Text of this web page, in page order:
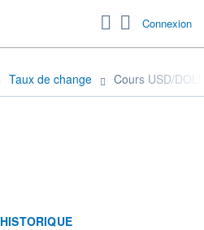
Connexion
Taux de change Cours USD/
HISTORIQUE